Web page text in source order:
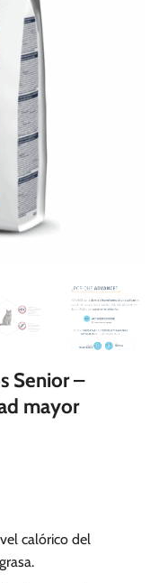
Senior –
mayor
calórico del